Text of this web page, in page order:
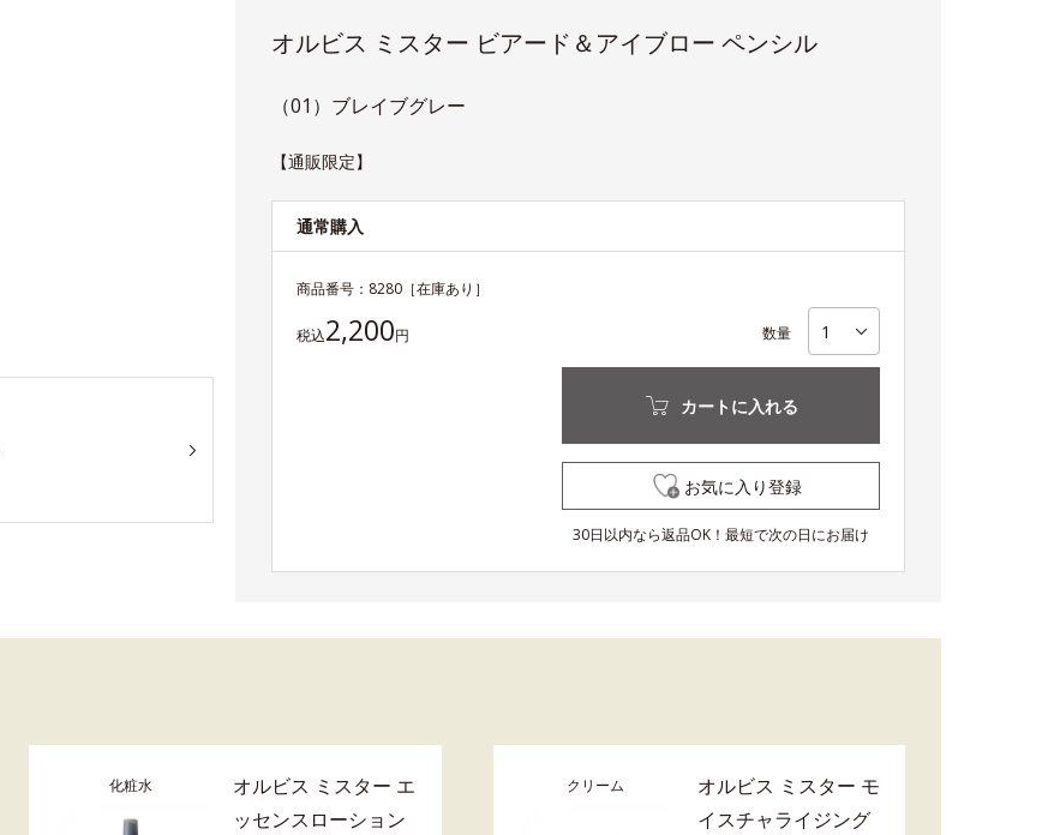
オルビス ミスター ビアード＆アイブロー ペンシル
（01）ブレイブグレー
【通販限定】
通常購入
商品番号： 8280 ［在庫あり］
税込2,200円 数量
カートに入れる
お気に入り登録
30日以内なら返品OK！最短で次の日にお届け
化粧水
オルビス ミスター エ
ッセンスローション
クリーム
オルビス ミスター モ
イスチャライジング